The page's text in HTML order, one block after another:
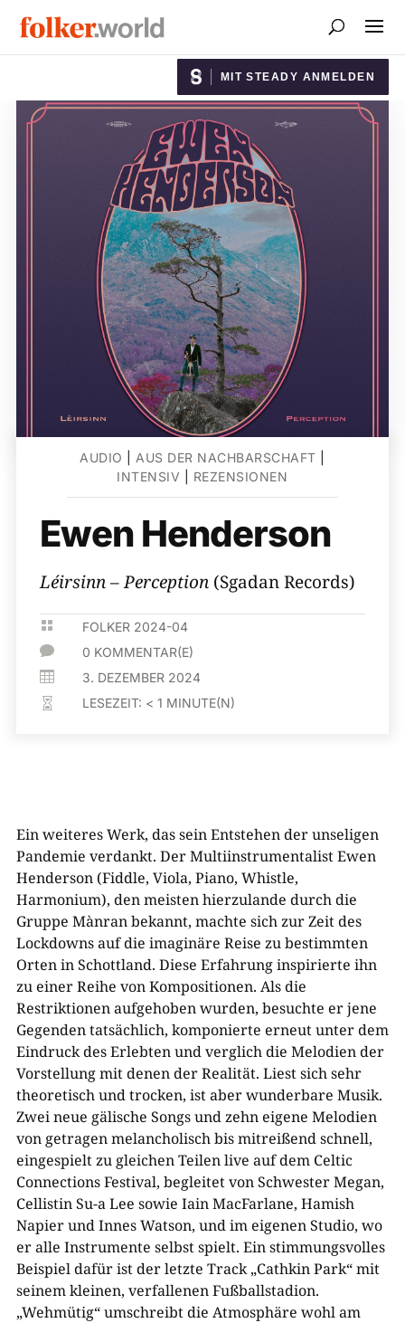
MIT STEADY ANMELDEN
AUDIO AUS DER NACHBARSCHAFT
INTENSIV
REZENSIONEN
Ewen Henderson
Léirsinn – Perception (Sgadan Records)
 FOLKER 2024-04
 0 KOMMENTAR(E)
 3. DEZEMBER 2024
 LESEZEIT: < 1 MINUTE(N)
Ein weiteres Werk, das sein Entstehen der unseligen
Pandemie verdankt. Der Multiinstrumentalist Ewen
Henderson (Fiddle, Viola, Piano, Whistle,
Harmonium), den meisten hierzulande durch die
Gruppe Mànran bekannt, machte sich zur Zeit des
Lockdowns auf die imaginäre Reise zu bestimmten
Orten in Schottland. Diese Erfahrung inspirierte ihn
zu einer Reihe von Kompositionen. Als die
Restriktionen aufgehoben wurden, besuchte er jene
Gegenden tatsächlich, komponierte erneut unter dem
Eindruck des Erlebten und verglich die Melodien der
Vorstellung mit denen der Realität. Liest sich sehr
theoretisch und trocken, ist aber wunderbare Musik.
Zwei neue gälische Songs und zehn eigene Melodien
von getragen melancholisch bis mitreißend schnell,
eingespielt zu gleichen Teilen live auf dem Celtic
Connections Festival, begleitet von Schwester Megan,
Cellistin Su-a Lee sowie Iain MacFarlane, Hamish
Napier und Innes Watson, und im eigenen Studio, wo
er alle Instrumente selbst spielt. Ein stimmungsvolles
Beispiel dafür ist der letzte Track „Cathkin Park“ mit
seinem kleinen, verfallenen Fußballstadion.
„Wehmütig“ umschreibt die Atmosphäre wohl am